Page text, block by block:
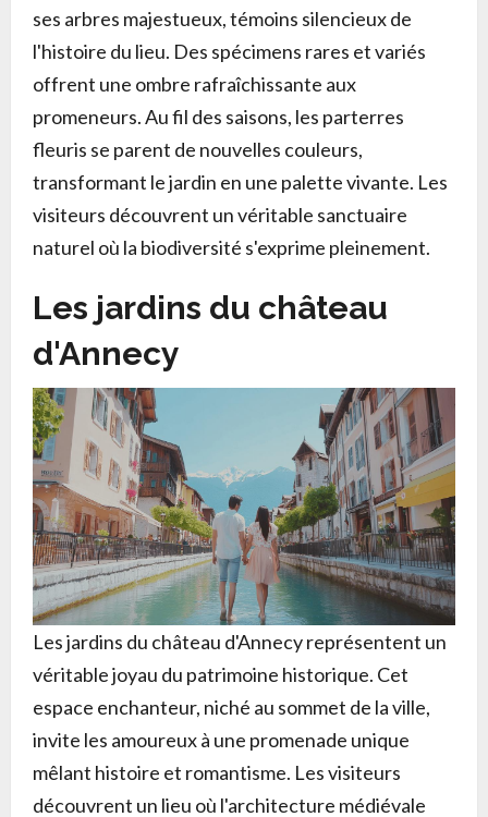
ses arbres majestueux, témoins silencieux de
l'histoire du lieu. Des spécimens rares et variés
offrent une ombre rafraîchissante aux
promeneurs. Au fil des saisons, les parterres
fleuris se parent de nouvelles couleurs,
transformant le jardin en une palette vivante. Les
visiteurs découvrent un véritable sanctuaire
naturel où la biodiversité s'exprime pleinement.
Les jardins du château
d'Annecy
Les jardins du château d'Annecy représentent un
véritable joyau du patrimoine historique. Cet
espace enchanteur, niché au sommet de la ville,
invite les amoureux à une promenade unique
mêlant histoire et romantisme. Les visiteurs
découvrent un lieu où l'architecture médiévale